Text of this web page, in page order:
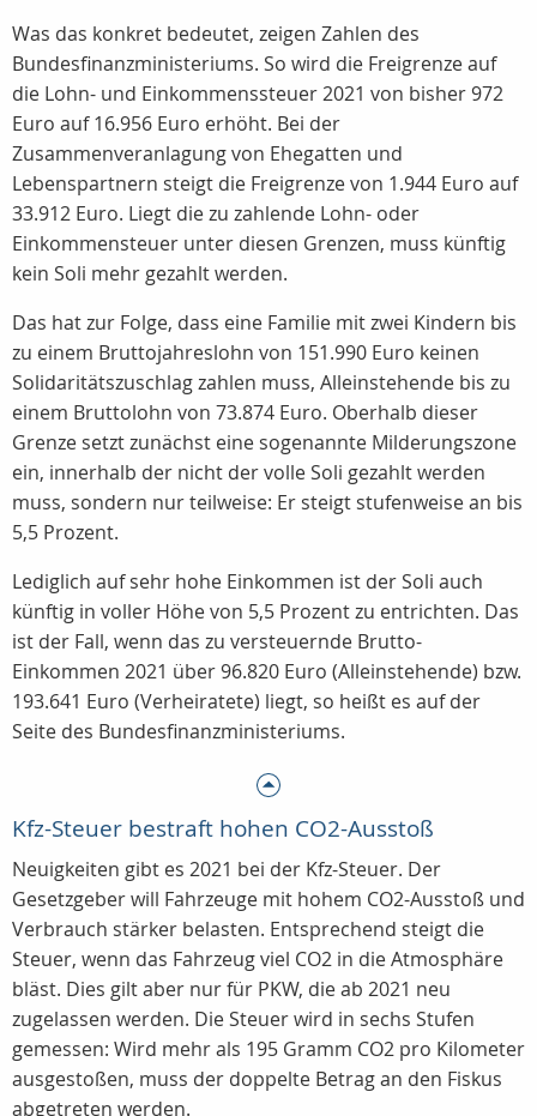
Was das konkret bedeutet, zeigen Zahlen des
Bundesfinanzministeriums. So wird die Freigrenze auf
die Lohn- und Einkommenssteuer 2021 von bisher 972
Euro auf 16.956 Euro erhöht. Bei der
Zusammenveranlagung von Ehegatten und
Lebenspartnern steigt die Freigrenze von 1.944 Euro auf
33.912 Euro. Liegt die zu zahlende Lohn- oder
Einkommensteuer unter diesen Grenzen, muss künftig
kein Soli mehr gezahlt werden.
Das hat zur Folge, dass eine Familie mit zwei Kindern bis
zu einem Bruttojahreslohn von 151.990 Euro keinen
Solidaritätszuschlag zahlen muss, Alleinstehende bis zu
einem Bruttolohn von 73.874 Euro. Oberhalb dieser
Grenze setzt zunächst eine sogenannte Milderungszone
ein, innerhalb der nicht der volle Soli gezahlt werden
muss, sondern nur teilweise: Er steigt stufenweise an bis
5,5 Prozent.
Lediglich auf sehr hohe Einkommen ist der Soli auch
künftig in voller Höhe von 5,5 Prozent zu entrichten. Das
ist der Fall, wenn das zu versteuernde Brutto-
Einkommen 2021 über 96.820 Euro (Alleinstehende) bzw.
193.641 Euro (Verheiratete) liegt, so heißt es auf der
Seite des Bundesfinanzministeriums.
Kfz-Steuer bestraft hohen CO2-Ausstoß
Neuigkeiten gibt es 2021 bei der Kfz-Steuer. Der
Gesetzgeber will Fahrzeuge mit hohem CO2-Ausstoß und
Verbrauch stärker belasten. Entsprechend steigt die
Steuer, wenn das Fahrzeug viel CO2 in die Atmosphäre
bläst. Dies gilt aber nur für PKW, die ab 2021 neu
zugelassen werden. Die Steuer wird in sechs Stufen
gemessen: Wird mehr als 195 Gramm CO2 pro Kilometer
ausgestoßen, muss der doppelte Betrag an den Fiskus
abgetreten werden.